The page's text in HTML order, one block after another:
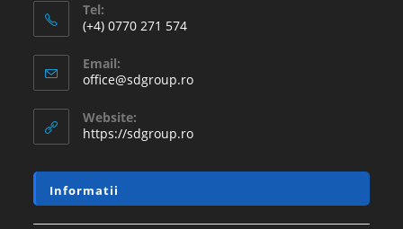
Tel:
(+4) 0770 271 574
Email:
office@sdgroup.ro
Website:
https://sdgroup.ro
Informatii